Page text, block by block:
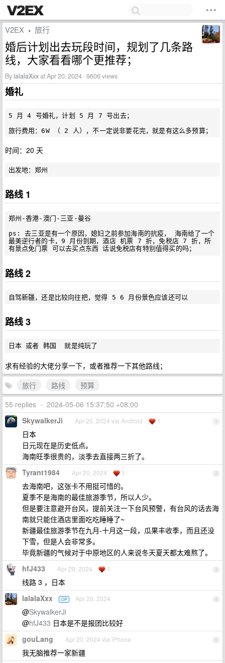
V2EX › 旅行
婚后计划出去玩段时间，规划了几条路
线，大家看看哪个更推荐；
By lalalaXxxat Apr 20, 2024 · 9606 views
婚礼
5 月 4 号婚礼，计划 5 月 7 号出去；
时间：20 天
路线 1
郑州-香港-澳门-三亚-曼谷
ps: 去三亚是有一个原因，媳妇之前参加海南的抗疫， 海南给了一个
最美逆行者的卡，9 月份到期，酒店 机票 7 折，免税店 7 折，所
路线 2
路线 3
求有经验的大佬分享一下，或者推荐一下其他路线；
旅行
路线
预算
55 replies • 2024-05-06 15:37:50 +08:00
1
SkywalkerJi Apr 20, 2024 via Android 1
日本
日元现在是历史低点。
海南旺季很贵的，淡季去直接两三折了。
2
Tyrant1984 Apr 20, 2024 1
去海南吧，这张卡不用挺可惜的。
夏季不是海南的最佳旅游季节，所以人少。
但是要注意避开台风，提前关注一下台风预警，有台风的话去海
南就只能住酒店里面吃吃睡睡了~
新疆最佳旅游季节在九月-十月这一段，瓜果丰收季，而且还没
下雪，但是人会非常多。
毕竟新疆的气候对于中原地区的人来说冬天夏天都太难熬了。
3
hfJ433 Apr 20, 2024 1
线路 3 ，日本
4
lalalaXxx OP Apr 20, 2024
@SkywalkerJi
@hfJ433 日本是不是报团比较好
5
gouLang Apr 20, 2024 via iPhone
我无脑推荐一家新疆